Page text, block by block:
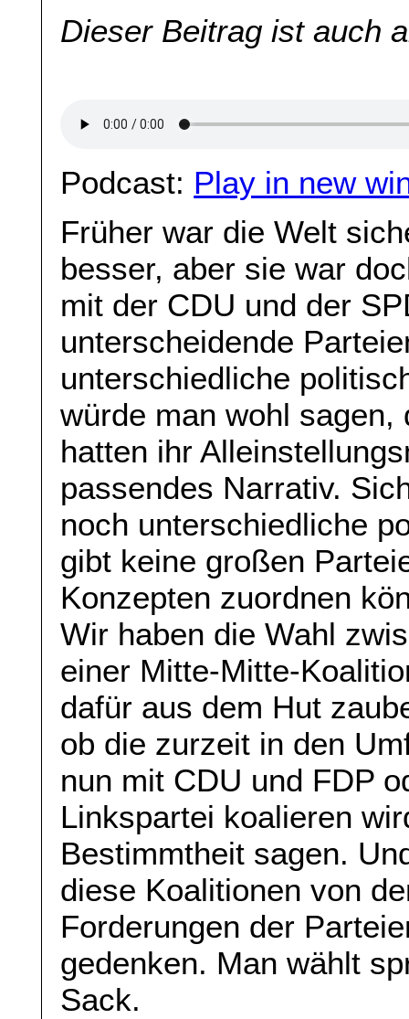
Dieser Beitrag ist auch
Podcast: Play in new
Früher war die Welt
besser, aber sie war
mit der CDU und der
unterscheidende
unterschiedliche
würde man wohl sagen,
hatten ihr
passendes Narrativ.
noch unterschiedliche
gibt keine großen
Konzepten zuordnen
Wir haben die Wahl
einer Mitte-Mitte-
dafür aus dem Hut
ob die zurzeit in den
nun mit CDU und FDP
Linkspartei koalieren
Bestimmtheit sagen.
diese Koalitionen von
Forderungen der
gedenken. Man wählt
Sack.